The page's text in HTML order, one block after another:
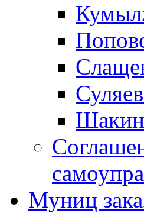
Муниц